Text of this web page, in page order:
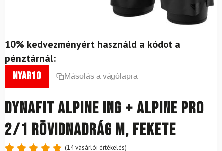
10% kedvezményért használd a kódot a
pénztárnál:
nyar10 Másolás a vágólapra
DYNAFIT Alpine ing + Alpine Pro
2/1 rövidnadrág M, fekete
(14vásárlói értékelés)